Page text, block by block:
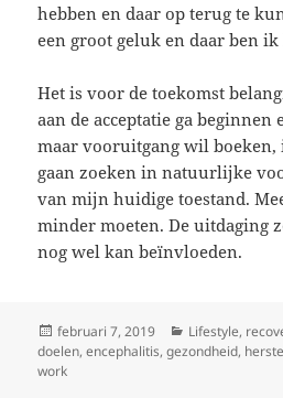
hebben en daar op terug te
een groot geluk en daar ben
Het is voor de toekomst
aan de acceptatie ga
maar vooruitgang wil boeken,
gaan zoeken in natuurlijke
van mijn huidige toestand.
minder moeten. De uitdaging
nog wel kan beïnvloeden.
Geplaatst
op
februari 7, 2019 Categorieën
Lifestyle,
doelen,encephalitis,gezondheid,
work